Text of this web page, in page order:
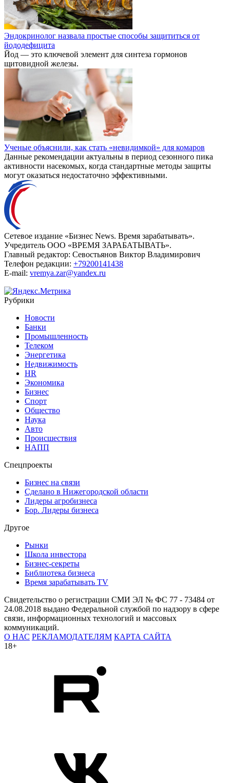
Эндокринолог назвала простые способы защититься от
йододефицита
Йод — это ключевой элемент для синтеза гормонов
щитовидной железы.
Ученые объяснили, как стать «невидимкой» для комаров
Данные рекомендации актуальны в период сезонного пика
активности насекомых, когда стандартные методы защиты
могут оказаться недостаточно эффективными.
Сетевое издание «Бизнес News. Время зарабатывать».
Учредитель ООО «ВРЕМЯ ЗАРАБАТЫВАТЬ».
Главный редактор: Севостьянов Виктор Владимирович
Телефон редакции: +79200141438
E-mail: vremya.zar@yandex.ru
Рубрики
Новости
Банки
Промышленность
Телеком
Энергетика
Недвижимость
HR
Экономика
Бизнес
Спорт
Общество
Наука
Авто
Происшествия
НАПП
Спецпроекты
Бизнес на связи
Сделано в Нижегородской области
Лидеры агробизнеса
Бор. Лидеры бизнеса
Другое
Рынки
Школа инвестора
Бизнес-секреты
Библиотека бизнеса
Время зарабатывать TV
Свидетельство о регистрации СМИ ЭЛ № ФС 77 - 73484 от
24.08.2018 выдано Федеральной службой по надзору в сфере
связи, информационных технологий и массовых
коммуникаций.
О НАС РЕКЛАМОДАТЕЛЯМ КАРТА САЙТА
18+